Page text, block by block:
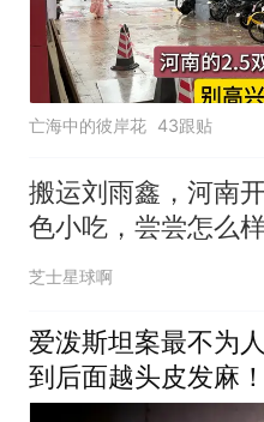
亡海中的彼岸花 43跟贴
搬运刘雨鑫，河南
色小吃，尝尝怎么
芝士星球啊
爱泼斯坦案最不为
到后面越头皮发麻！